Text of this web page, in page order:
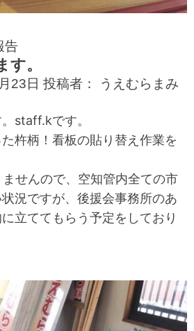
告
。
23日 投稿者： うえむらまみ
staff.kです。
杵柄！看板の貼り替え作業を
せんので、空知管内全ての市
況ですが、後援会事務所のあ
立ててもらう予定をしており